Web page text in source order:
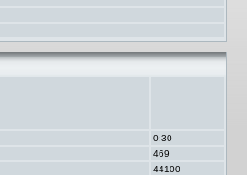
0:30
469
44100